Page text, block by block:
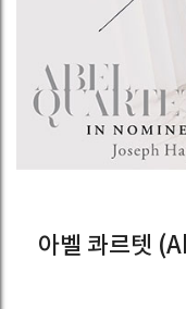
아벨 콰르텟